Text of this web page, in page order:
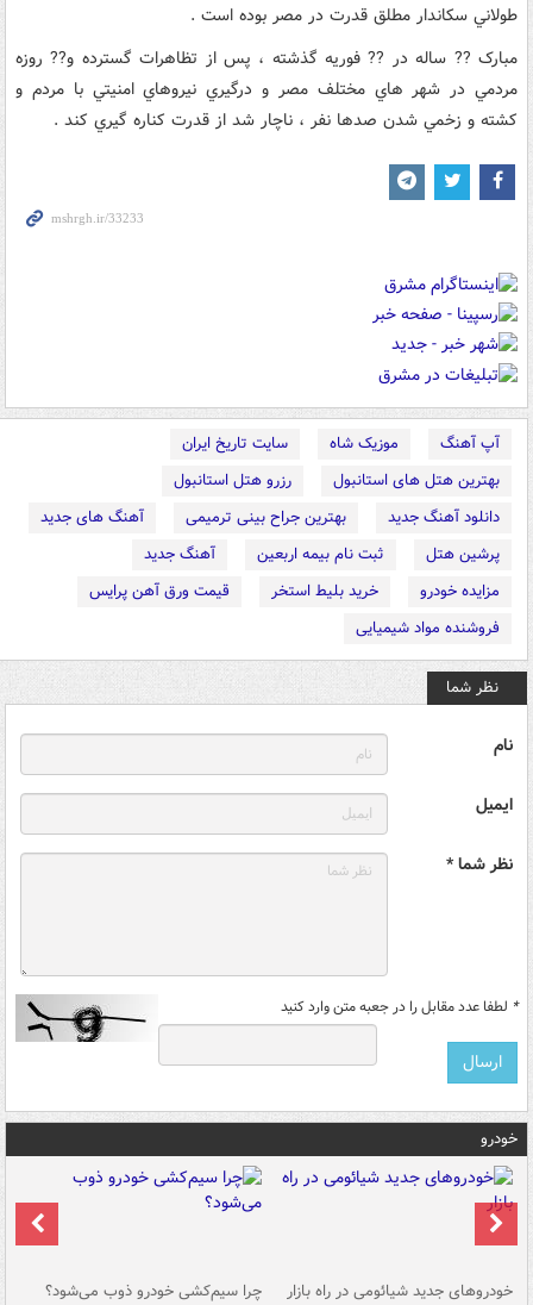
طولاني سکاندار مطلق قدرت در مصر بوده است .
مبارک ?? ساله در ?? فوريه گذشته ، پس از تظاهرات گسترده و?? روزه
مردمي در شهر هاي مختلف مصر و درگيري نيروهاي امنيتي با مردم و
کشته و زخمي شدن صدها نفر ، ناچار شد از قدرت کناره گيري کند .
آپ آهنگ موزیک شاه
سایت تاریخ ایران
بهترین هتل های استانبول
رزرو هتل استانبول
دانلود آهنگ جدید
بهترین جراح بینی ترمیمی
آهنگ های جدید
پرشین هتل
ثبت نام بیمه اربعین
آهنگ جدید
مزایده خودرو
خرید بلیط استخر
قیمت ورق آهن پرایس
فروشنده مواد شیمیایی
نظر شما
نام
ایمیل
نظر شما *
* لطفا عدد مقابل را در جعبه متن وارد کنید
خودرو
خودروهای جدید شیائومی در راه بازار چرا سیم‌کشی خودرو ذوب می‌شود؟